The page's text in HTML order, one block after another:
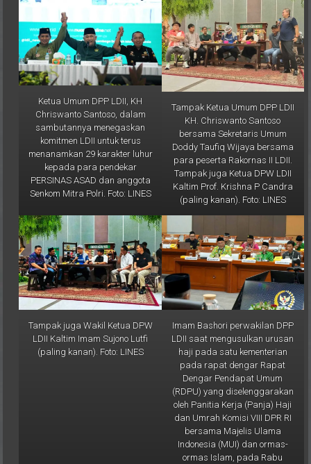
Ketua Umum DPP LDII, KH
Chriswanto Santoso, dalam
sambutannya menegaskan
komitmen LDII untuk terus
menanamkan 29 karakter luhur
kepada para pendekar
PERSINAS ASAD dan anggota
Senkom Mitra Polri. Foto: LINES
Tampak Ketua Umum DPP LDII
KH. Chriswanto Santoso
bersama Sekretaris Umum
Doddy Taufiq Wijaya bersama
para peserta Rakornas II LDII.
Tampak juga Ketua DPW LDII
Kaltim Prof. Krishna P Candra
(paling kanan). Foto: LINES
Tampak juga Wakil Ketua DPW
LDII Kaltim Imam Sujono Lutfi
(paling kanan). Foto: LINES
Imam Bashori perwakilan DPP
LDII saat mengusulkan urusan
haji pada satu kementerian
pada rapat dengar Rapat
Dengar Pendapat Umum
(RDPU) yang diselenggarakan
oleh Panitia Kerja (Panja) Haji
dan Umrah Komisi VIII DPR RI
bersama Majelis Ulama
Indonesia (MUI) dan ormas-
ormas Islam, pada Rabu